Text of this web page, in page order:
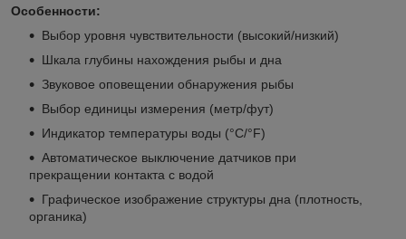
Особенности:
Выбор уровня чувствительности (высокий/низкий)
Шкала глубины нахождения рыбы и дна
Звуковое оповещении обнаружения рыбы
Выбор единицы измерения (метр/фут)
Индикатор температуры воды (°С/°F)
Автоматическое выключение датчиков при
прекращении контакта с водой
Графическое изображение структуры дна (плотность,
органика)